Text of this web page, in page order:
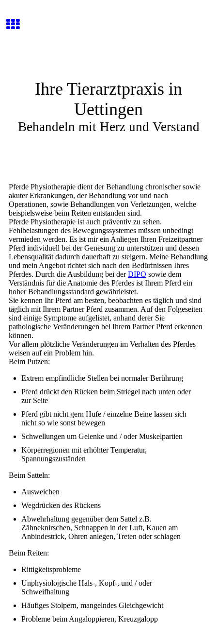
Ihre Tierarztpraxis in
Uettingen
Behandeln mit Herz und Verstand
Pferde Physiotherapie dient der Behandlung chronischer sowie
akuter Erkrankungen, der Behandlung vor und nach
Operationen, sowie Behandlungen von Verletzungen, welche
beispielsweise beim Reiten entstanden sind.
Pferde Physiotherapie ist auch präventiv zu sehen.
Fehlbelastungen des Bewegungssystemes müssen unbedingt
vermieden werden. Es ist mir ein Anliegen Ihren Freizeitpartner
Pferd individuell bei der Genesung zu unterstützen und dessen
Lebensqualität dadurch dauerhaft zu steigern. Meine Behandlung
und mein Angebot richtet sich nach den Bedürfnissen Ihres
Pferdes. Durch die Ausbildung bei derDIPO sowie dem
Verständnis für die Anatomie des Pferdes ist Ihrem Pferd ein
hoher Behandlungsstandard gewährleistet.
Sie kennen Ihr Pferd am besten, beobachten es täglich und sind
täglich mit Ihrem Partner Pferd zusammen. Auf den Folgeseiten
sind einige Symptome aufgelistet, anhand derer Sie
pathologische Veränderungen bei Ihrem Partner Pferd erkennen
können.
Vor allem plötzliche Veränderungen im Verhalten des Pferdes
weisen auf ein Problem hin.
Beim Putzen:
Extrem empfindliche Stellen bei normaler Berührung
Pferd drückt den Rücken beim Striegel nach unten oder
zur Seite
Pferd gibt nicht gern Hufe / einzelne Beine lassen sich
nicht so wie sonst bewegen
Schwellungen um Gelenke und / oder Muskelpartien
Körperregionen mit erhöhter Temperatur,
Spannungszuständen
Beim Satteln:
Ausweichen
Wegdrücken des Rückens
Abwehrhaltung gegenüber dem Sattel z.B.
Zähneknirschen, Schnappen in der Luft, Kauen am
Anbindestrick, Ohren anlegen, Treten oder schlagen
Beim Reiten:
Rittigkeitsprobleme
Unphysiologische Hals-, Kopf-, und / oder
Schweifhaltung
Häufiges Stolpern, mangelndes Gleichgewicht
Probleme beim Angaloppieren, Kreuzgalopp